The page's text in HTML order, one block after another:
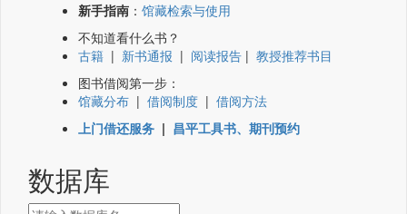
新手指南 ： 馆藏检索与使用
不知道看什么书？
古籍 | 新书通报 | 阅读报告 | 教授推荐书目
图书借阅第一步：
馆藏分布 | 借阅制度 | 借阅方法
上门借还服务 | 昌平工具书、期刊预约
数据库